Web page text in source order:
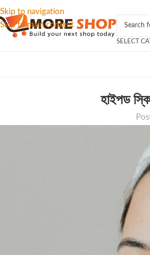
Skip to navigation
Skip to main content
SELECT
হাইপড